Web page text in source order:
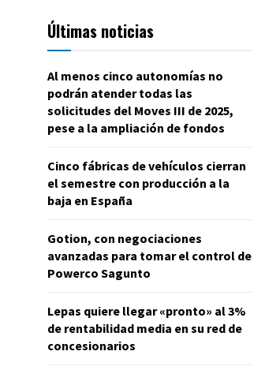
Últimas noticias
Al menos cinco autonomías no
podrán atender todas las
solicitudes del Moves III de 2025,
pese a la ampliación de fondos
Cinco fábricas de vehículos cierran
el semestre con producción a la
baja en España
Gotion, con negociaciones
avanzadas para tomar el control de
Powerco Sagunto
Lepas quiere llegar «pronto» al 3%
de rentabilidad media en su red de
concesionarios